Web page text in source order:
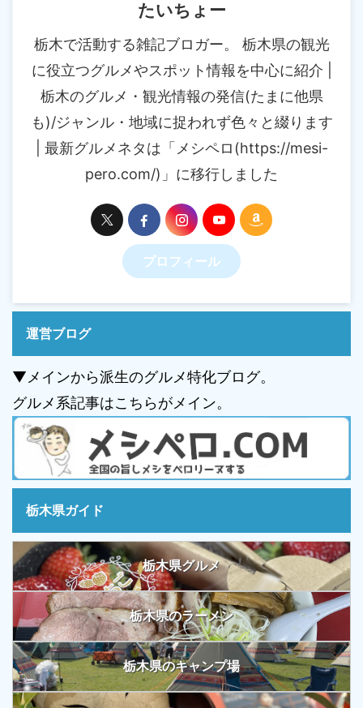
たいちょー
栃木で活動する雑記ブロガー。 栃木県の観光
に役立つグルメやスポット情報を中心に紹介 |
栃木のグルメ・観光情報の発信(たまに他県
も)/ジャンル・地域に捉われず色々と綴ります
| 最新グルメネタは「メシペロ(https://mesi-
pero.com/)」に移行しました
プロフィール
運営ブログ
▼メインから派生のグルメ特化ブログ。
グルメ系記事はこちらがメイン。
栃木県ガイド
栃木県グルメ
栃木県のラーメン
栃木県のキャンプ場